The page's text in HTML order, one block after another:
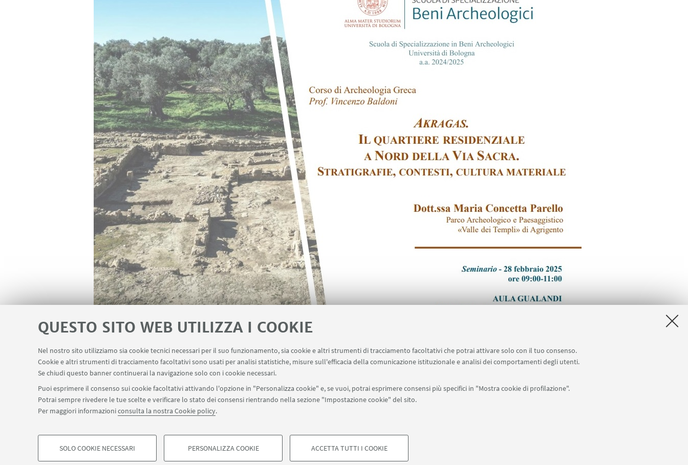
QUESTO SITO WEB UTILIZZA I COOKIE
Nel nostro sito utilizziamo sia cookie tecnici necessari per il suo funzionamento, sia cookie e altri strumenti di tracciamento facoltativi che potrai attivare solo con il tuo consenso.
Cookie e altri strumenti di tracciamento facoltativi sono usati per analisi statistiche, misure sull'efficacia della comunicazione istituzionale e analisi dei comportamenti degli utenti.
Se chiudi questo banner continuerai la navigazione solo con i cookie necessari.
Puoi esprimere il consenso sui cookie facoltativi attivando l'opzione in "Personalizza cookie" e, se vuoi, potrai esprimere consensi più specifici in "Mostra cookie di profilazione".
Potrai sempre rivedere le tue scelte e verificare lo stato dei consensi rientrando nella sezione "Impostazione cookie" del sito.
Per maggiori informazioniconsulta la nostra Cookie policy.
COOKIE DI PROFILAZIONE - FACOLTATIVI COOKIE TECNICI - NECESSARI
SOLO COOKIE NECESSARI PERSONALIZZA COOKIE ACCETTA TUTTI I COOKIE
©Copyright 2026 - ALMA MATER STUDIORUM - Università di Bologna - Via Zamboni, 33 - 40126 Bologna - PI: 01131710376 - CF: 80007010376 -